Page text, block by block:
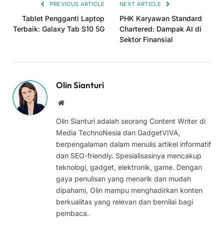
PREVIOUS ARTICLE
Tablet Pengganti Laptop
Terbaik: Galaxy Tab S10 5G
NEXT ARTICLE
PHK Karyawan Standard
Chartered: Dampak AI di
Sektor Finansial
Olin Sianturi
Website
Olin Sianturi adalah seorang Content Writer di
Media TechnoNesia dan GadgetVIVA,
berpengalaman dalam menulis artikel informatif
dan SEO-friendly. Spesialisasinya mencakup
teknologi, gadget, elektronik, game. Dengan
gaya penulisan yang menarik dan mudah
dipahami, Olin mampu menghadirkan konten
berkualitas yang relevan dan bernilai bagi
pembaca.